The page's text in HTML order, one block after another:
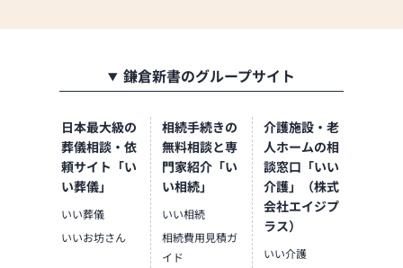
鎌倉新書のグループサイト
日本最大級の
葬儀相談・依
頼サイト「い
い葬儀」
いい葬儀
いいお坊さん
相続手続きの
無料相談と専
門家紹介「い
い相続」
いい相続
相続費用見積ガ
イド
介護施設・老
人ホームの相
談窓口「いい
介護」（株式
会社エイジプ
ラス）
いい介護